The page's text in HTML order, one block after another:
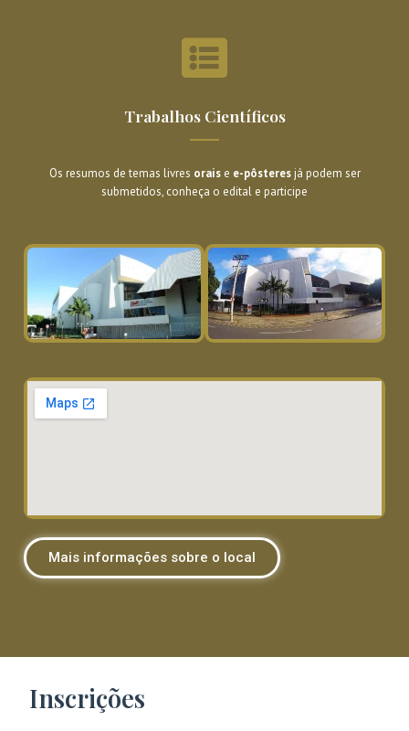
Trabalhos Científicos
Os resumos de temas livres oraise e-pôsteresjá podem ser
submetidos, conheça o edital e participe
Mais informações sobre o local
Inscrições